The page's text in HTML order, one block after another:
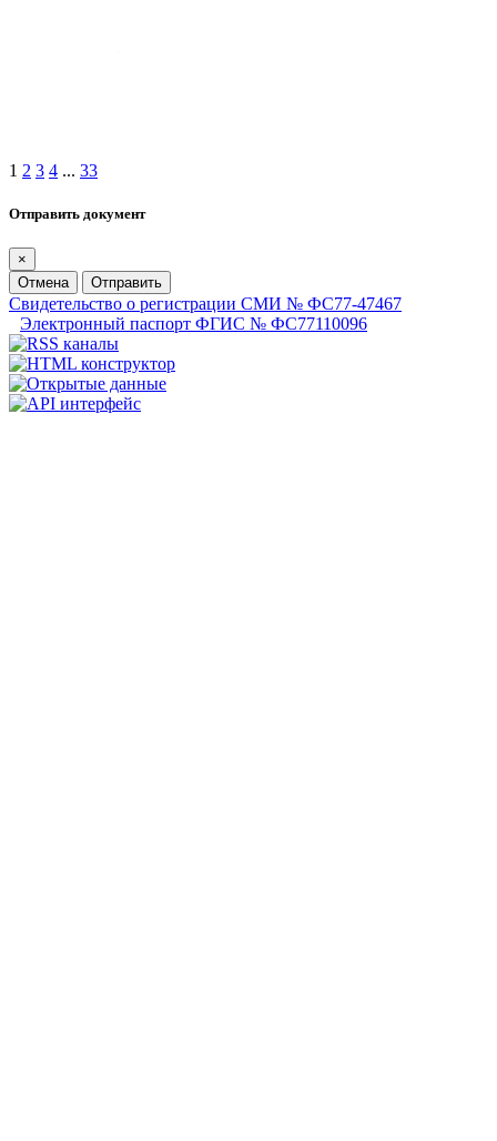
1 2 3 4 ... 33
Отправить документ
×
Отмена
Отправить
Свидетельство о регистрации СМИ № ФС77-47467
Электронный паспорт ФГИС № ФС77110096